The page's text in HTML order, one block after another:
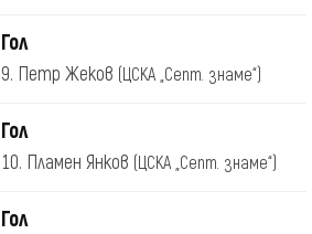
Гол
9. Петр Жеков (ЦСКА „Септ. знаме“)
Гол
10. Пламен Янков (ЦСКА „Септ. знаме“)
Гол